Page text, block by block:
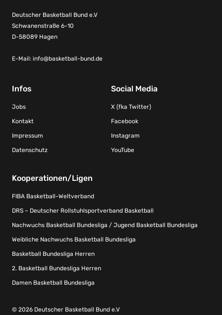
Deutscher Basketball Bund e.V
Schwanenstraße 6-10
D-58089 Hagen
E-Mail: info@basketball-bund.de
Infos
Jobs
Kontakt
Impressum
Datenschutz
Social Media
X (fka Twitter)
Facebook
Instagram
YouTube
Kooperationen/Ligen
FIBA Basketball-Weltverband
DRS – Deutscher Rollstuhlsportverband Basketball
Nachwuchs Basketball Bundesliga / Jugend Basketball Bundesliga
Weibliche Nachwuchs Basketball Bundesliga
Basketball Bundesliga Herren
2. Basketball Bundesliga Herren
Damen Basketball Bundesliga
© 2026 Deutscher Basketball Bund e.V